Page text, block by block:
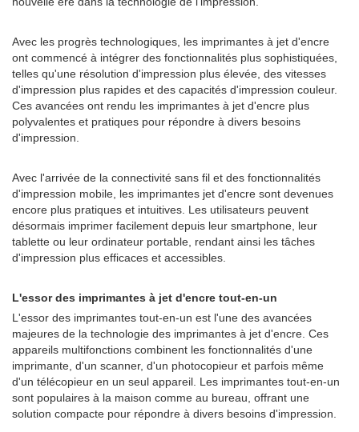
Avec les progrès technologiques, les imprimantes à jet d'encre
ont commencé à intégrer des fonctionnalités plus sophistiquées,
telles qu'une résolution d'impression plus élevée, des vitesses
d'impression plus rapides et des capacités d'impression couleur.
Ces avancées ont rendu les imprimantes à jet d'encre plus
polyvalentes et pratiques pour répondre à divers besoins
d'impression.
Avec l'arrivée de la connectivité sans fil et des fonctionnalités
d'impression mobile, les imprimantes jet d'encre sont devenues
encore plus pratiques et intuitives. Les utilisateurs peuvent
désormais imprimer facilement depuis leur smartphone, leur
tablette ou leur ordinateur portable, rendant ainsi les tâches
d'impression plus efficaces et accessibles.
L'essor des imprimantes à jet d'encre tout-en-un
L'essor des imprimantes tout-en-un est l'une des avancées
majeures de la technologie des imprimantes à jet d'encre. Ces
appareils multifonctions combinent les fonctionnalités d'une
imprimante, d'un scanner, d'un photocopieur et parfois même
d'un télécopieur en un seul appareil. Les imprimantes tout-en-un
sont populaires à la maison comme au bureau, offrant une
solution compacte pour répondre à divers besoins d'impression.